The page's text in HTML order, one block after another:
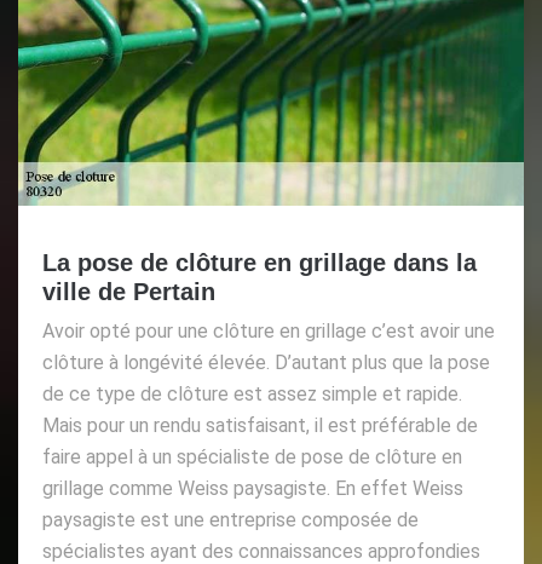
La pose de clôture en grillage dans la
ville de Pertain
Avoir opté pour une clôture en grillage c’est avoir une
clôture à longévité élevée. D’autant plus que la pose
de ce type de clôture est assez simple et rapide.
Mais pour un rendu satisfaisant, il est préférable de
faire appel à un spécialiste de pose de clôture en
grillage comme Weiss paysagiste. En effet Weiss
paysagiste est une entreprise composée de
spécialistes ayant des connaissances approfondies